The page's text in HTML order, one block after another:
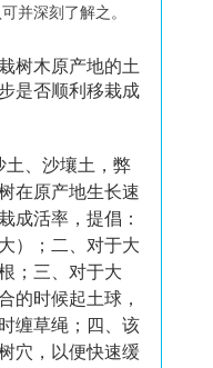
并深刻了解之。
树木原产地的土
是否顺利移栽成
土、沙壤土，弊
在原产地生长速
成活率，提倡：
）；二、对于大
；三、对于大
的时候起土球，
缠草绳；四、该
穴，以便快速缓